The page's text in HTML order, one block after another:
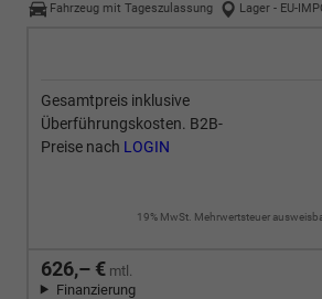
Fahrzeug mit Tageszulassung
Lager - EU-
Gesamtpreis inklusive
Überführungskosten. B2B-
Preise nach LOGIN
19% MwSt. Mehrwertsteuer
626,– € mtl.
Finanzierung